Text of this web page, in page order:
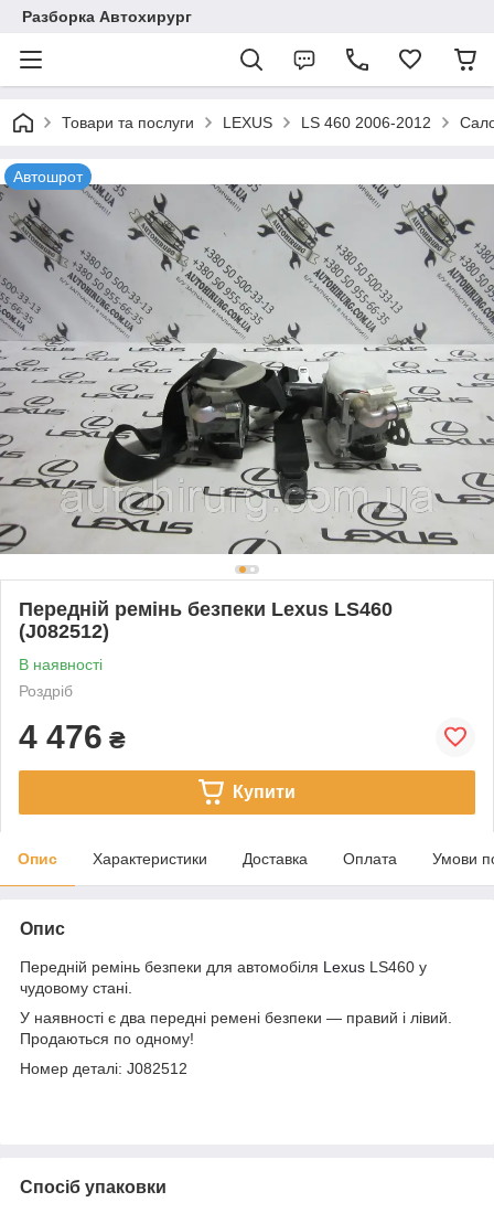
Разборка Автохирург
Товари та послуги LEXUS LS 460 2006-2012
Автошрот
Передній ремінь безпеки Lexus LS460
(J082512)
В наявності
Роздріб
4 476 ₴
Купити
Опис Характеристики Доставка Оплата Умови
Опис
Передній ремінь безпеки для автомобіля Lexus LS460 у
чудовому стані.
У наявності є два передні ремені безпеки — правий і лівий.
Продаються по одному!
Номер деталі: J082512
Спосіб упаковки